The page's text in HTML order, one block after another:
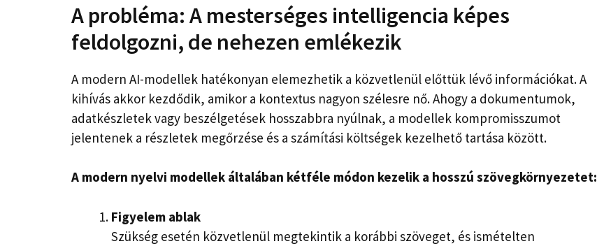
A probléma: A mesterséges intelligencia képes
feldolgozni, de nehezen emlékezik
A modern AI-modellek hatékonyan elemezhetik a közvetlenül előttük lévő információkat. A
kihívás akkor kezdődik, amikor a kontextus nagyon szélesre nő. Ahogy a dokumentumok,
adatkészletek vagy beszélgetések hosszabbra nyúlnak, a modellek kompromisszumot
jelentenek a részletek megőrzése és a számítási költségek kezelhető tartása között.
A modern nyelvi modellek általában kétféle módon kezelik a hosszú szövegkörnyezetet:
Figyelem ablak
Szükség esetén közvetlenül megtekintik a korábbi szöveget, és ismételten